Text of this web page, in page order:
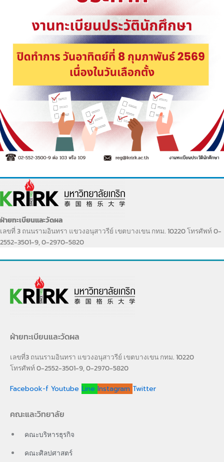
ฝ่ายทะเบียนและวัดผล
เลขที่ 3 ถนนรามอินทรา แขวงอนุสาวรีย์ เขตบางเขน กทม. 10220 โทรศัพท์ 0-
2552-3501-9, 0-2970-5820
ฝ่ายทะเบียนและวัดผล
เลขที่3 ถนนรามอินทรา แขวงอนุสาวรีย์ เขตบางเขน กทม. 10220
โทรศัพท์ 0-2552-3501-9, 0-2970-5820
Facebook-f Youtube Line Instagram Twitter
คณะและวิทยาลัย
คณะบริหารธุรกิจ
คณะศิลปศาสตร์